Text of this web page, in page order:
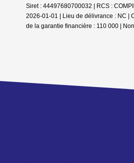
Siret : 44497680700032 | RCS :
2026-01-01 | Lieu de délivrance : NC |
de la garantie financière : 110 000 |